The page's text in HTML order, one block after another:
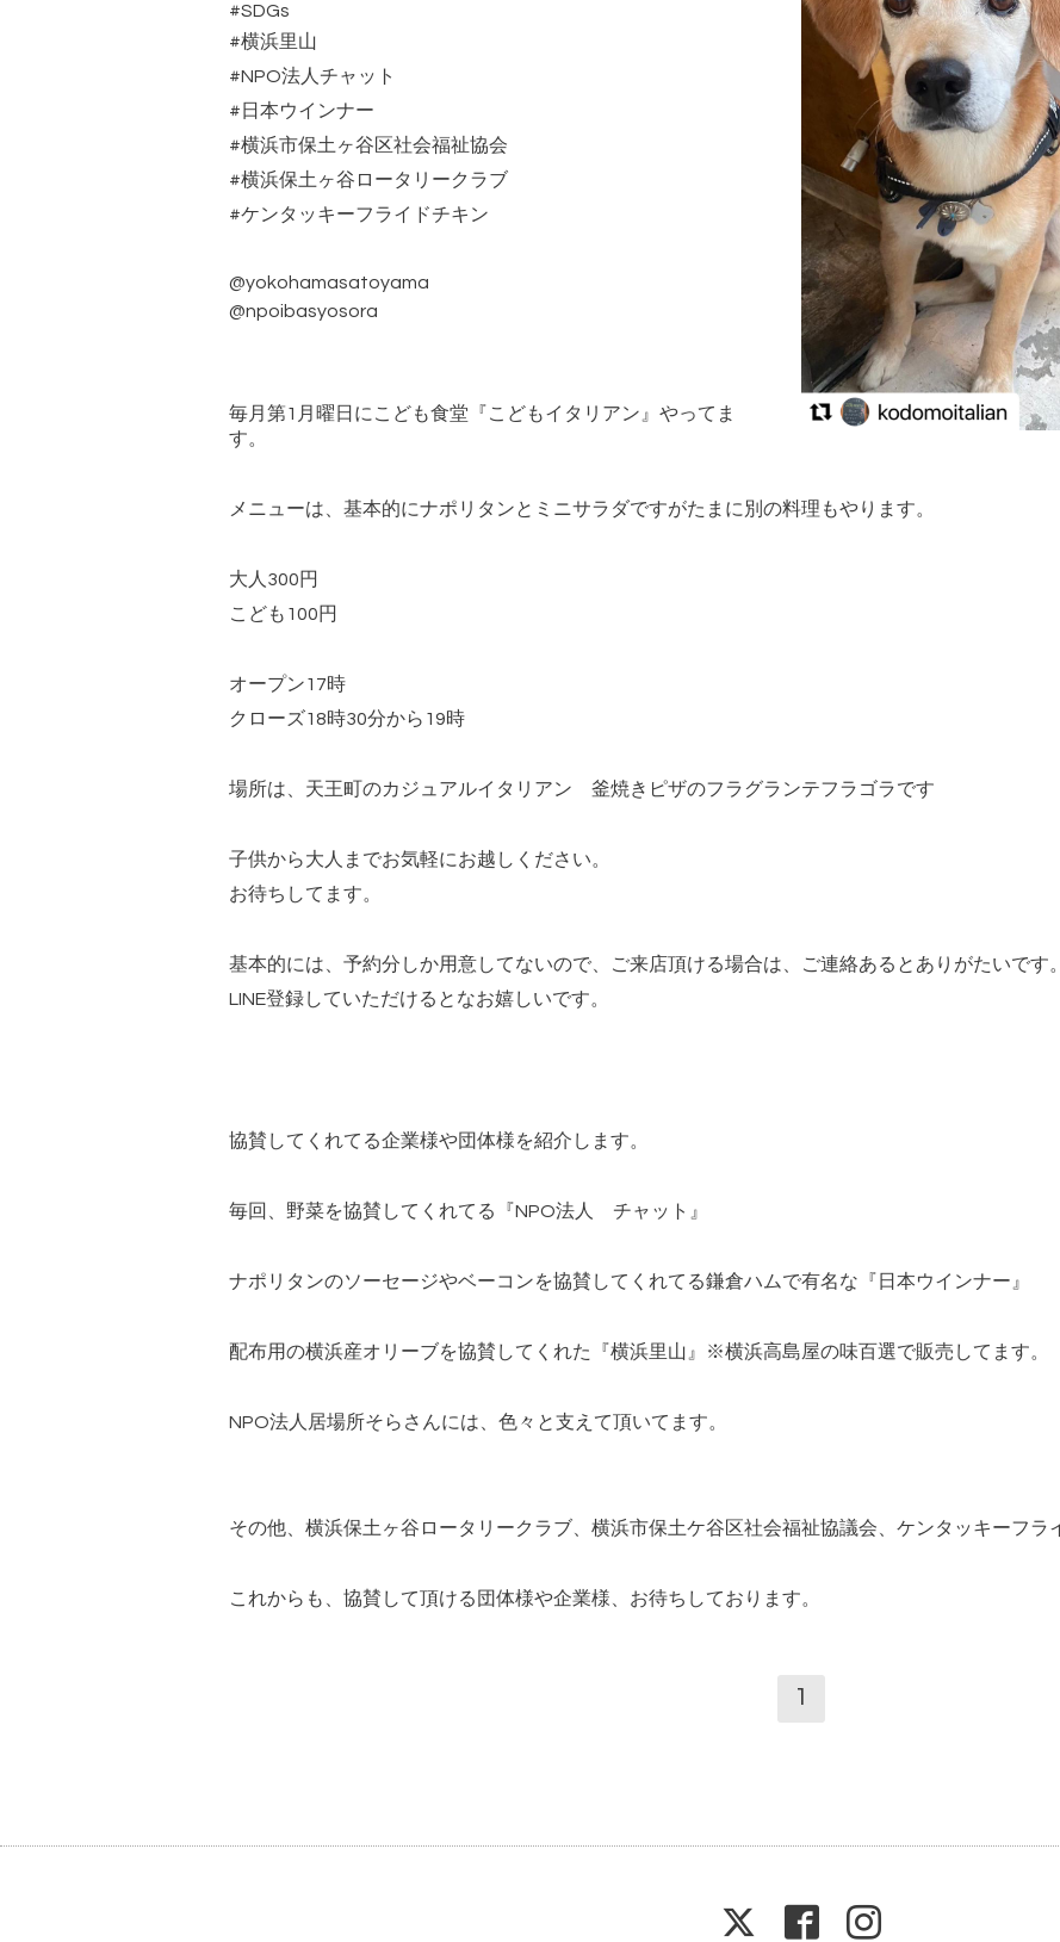
#SDGs
#横浜里山
#NPO法人チャット
#日本ウインナー
#横浜市保土ヶ谷区社会福祉協会
#横浜保土ヶ谷ロータリークラブ
#ケンタッキーフライドチキン
@yokohamasatoyama
@npoibasyosora
毎月第1 月曜日にこども食堂『こどもイタリアン』やってま
す。
メニューは、基本的にナポリタンとミニサラダですがたまに別の料理もやります。
大人300円
こども 100円
オープン17時
クローズ18時30分から 19時
場所は、天王町のカジュアルイタリアン 釜焼きピザのフラグランテフラゴラです
子供から大人までお気軽にお越しください。
お待ちしてます。
基本的には、予約分しか用意してないので、ご来店頂ける場合は、ご連絡あるとありがたいです。
LINE登録していただけるとなお嬉しいです。
協賛してくれてる企業様や団体様を紹介します。
毎回、野菜を協賛してくれてる『 NPO法人 チャット』
ナポリタンのソーセージやベーコンを協賛してくれてる鎌倉ハムで有名な『日本ウインナー』
配布用の横浜産オリーブを協賛してくれた『横浜里山』※横浜高島屋の味百選で販売してます。
NPO法人居場所そらさんには、色々と支えて頂いてます。
その他、横浜保土ヶ谷ロータリークラブ、横浜市保土ケ谷区社会福祉協議会、ケンタッキーフラ
これからも、協賛して頂ける団体様や企業様、お待ちしております。
1